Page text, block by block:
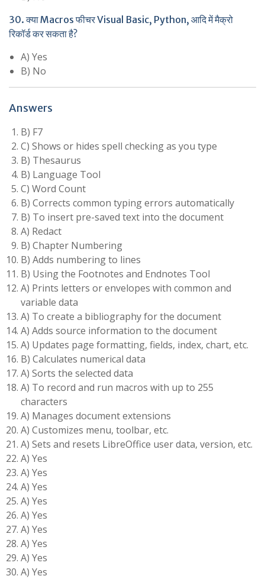
30. क्या Macros फीचर Visual Basic, Python, आदि में मैक्रो
रिकॉर्ड कर सकता है?
A) Yes
B) No
Answers
B) F7
C) Shows or hides spell checking as you type
B) Thesaurus
B) Language Tool
C) Word Count
B) Corrects common typing errors automatically
B) To insert pre-saved text into the document
A) Redact
B) Chapter Numbering
B) Adds numbering to lines
B) Using the Footnotes and Endnotes Tool
A) Prints letters or envelopes with common and
variable data
A) To create a bibliography for the document
A) Adds source information to the document
A) Updates page formatting, fields, index, chart, etc.
B) Calculates numerical data
A) Sorts the selected data
A) To record and run macros with up to 255
characters
A) Manages document extensions
A) Customizes menu, toolbar, etc.
A) Sets and resets LibreOffice user data, version, etc.
A) Yes
A) Yes
A) Yes
A) Yes
A) Yes
A) Yes
A) Yes
A) Yes
A) Yes